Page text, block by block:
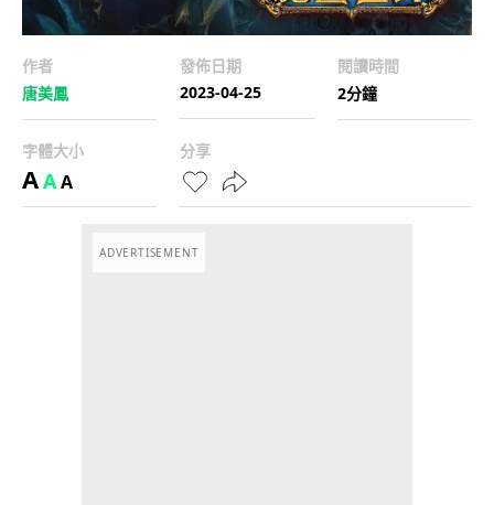
作者
唐美鳳
發佈日期
2023-04-25
閱讀時間
2分鐘
字體大小
AAA
分享
ADVERTISEMENT